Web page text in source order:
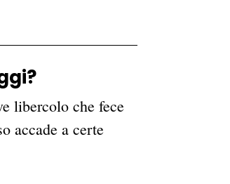
libercolo che fece
accade a certe